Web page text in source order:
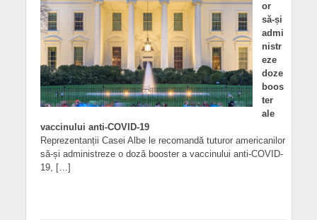
or
să-și
admi
nistr
eze
doze
boos
ter
ale
vaccinului anti-COVID-19
Reprezentanții Casei Albe le recomandă tuturor americanilor
să-și administreze o doză booster a vaccinului anti-COVID-
19, […]